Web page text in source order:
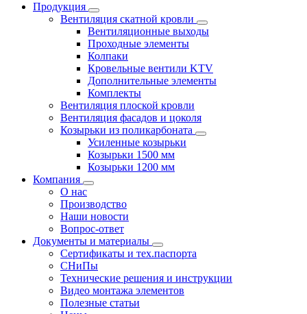
Продукция
Вентиляция скатной кровли
Вентиляционные выходы
Проходные элементы
Колпаки
Кровельные вентили KTV
Дополнительные элементы
Комплекты
Вентиляция плоской кровли
Вентиляция фасадов и цоколя
Козырьки из поликарбоната
Усиленные козырьки
Козырьки 1500 мм
Козырьки 1200 мм
Компания
О нас
Производство
Наши новости
Вопрос-ответ
Документы и материалы
Сертификаты и тех.паспорта
СНиПы
Технические решения и инструкции
Видео монтажа элементов
Полезные статьи